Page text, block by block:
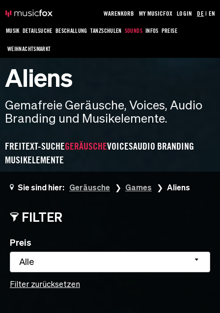
MUSIK DETAILSUCHE BESCHALLUNG TANZSCHULEN SOUNDS INFOS PREISE
WEIHNACHTSMARKT
WARENKORB MY MUSICFOX LOGIN DE| EN
Aliens
Gemafreie Geräusche, Voices, Audio
Branding und Musikelemente.
FREITEXT-SUCHEGERÄUSCHEVOICESAUDIO BRANDING
MUSIKELEMENTE
Sie sind hier: Geräusche Games Aliens
FILTER
Preis
Alle
Filter zurücksetzen